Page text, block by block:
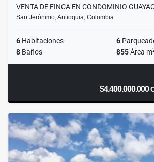
VENTA DE FINCA EN CONDOMINIO
San Jerónimo, Antioquia, Colombia
6 Habitaciones 6
8 Baños 855Área m
$4.400.000.000